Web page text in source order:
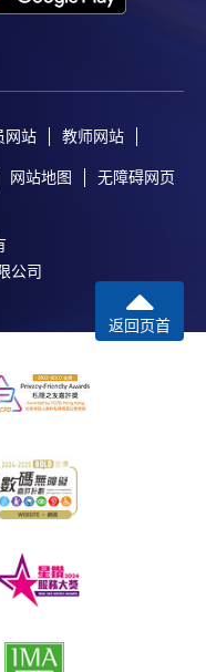
网站 教师网站
网站地图 无障碍网页
公司
返回页首